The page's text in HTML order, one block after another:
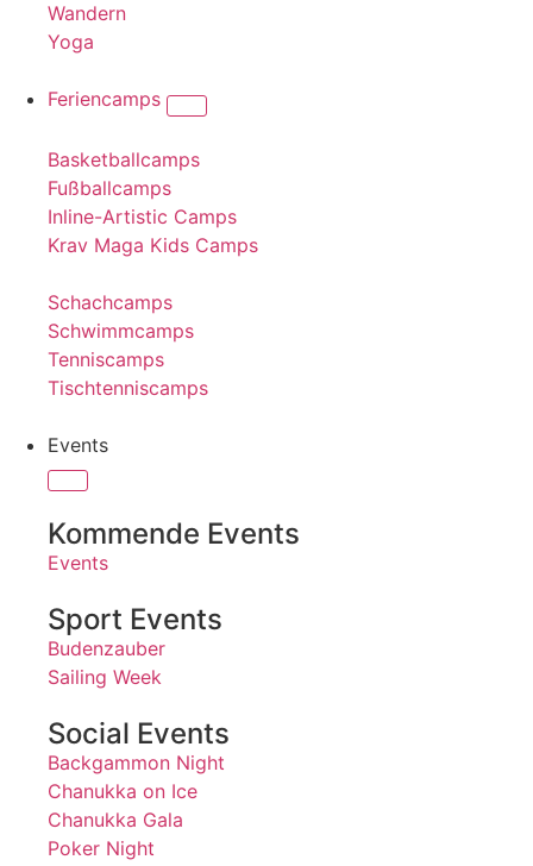
Wandern
Yoga
Feriencamps
Basketballcamps
Fußballcamps
Inline-Artistic Camps
Krav Maga Kids Camps
Schachcamps
Schwimmcamps
Tenniscamps
Tischtenniscamps
Events
Kommende Events
Events
Sport Events
Budenzauber
Sailing Week
Social Events
Backgammon Night
Chanukka on Ice
Chanukka Gala
Poker Night